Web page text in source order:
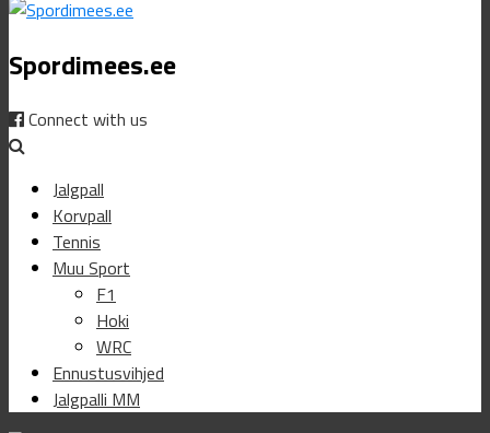
Spordimees.ee
Connect with us
Jalgpall
Korvpall
Tennis
Muu Sport
F1
Hoki
WRC
Ennustusvihjed
Jalgpalli MM